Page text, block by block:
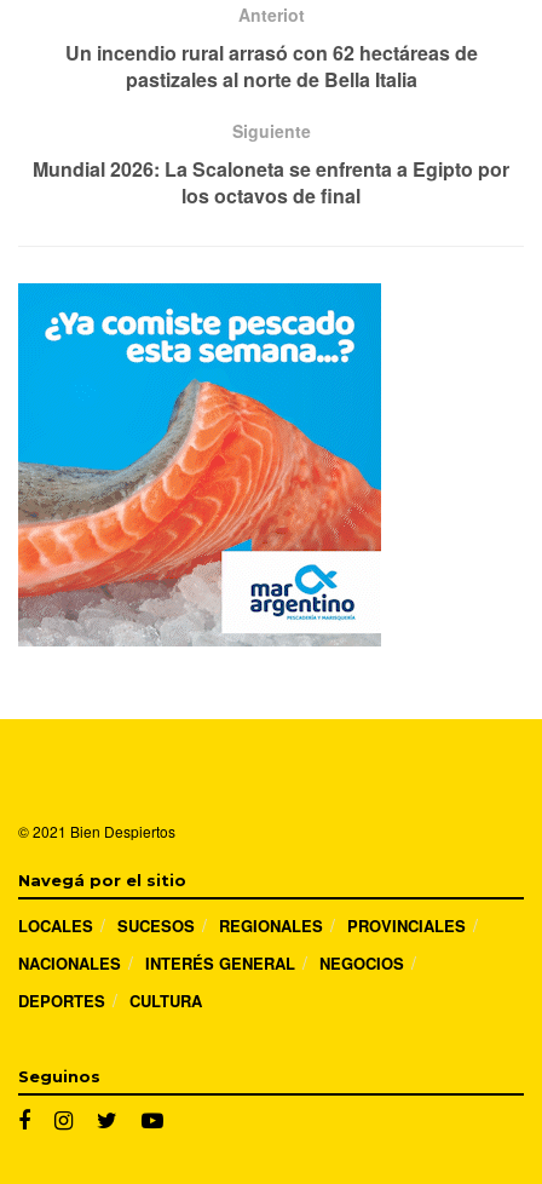
Anteriot
Un incendio rural arrasó con 62 hectáreas de
pastizales al norte de Bella Italia
Siguiente
Mundial 2026: La Scaloneta se enfrenta a Egipto por
los octavos de final
© 2021 Bien Despiertos
Navegá por el sitio
LOCALES SUCESOS REGIONALES
PROVINCIALES
NACIONALES
INTERÉS GENERAL
NEGOCIOS
DEPORTES
CULTURA
Seguinos